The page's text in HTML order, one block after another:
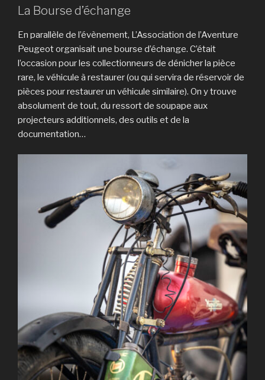
La Bourse d’échange
En parallèle de l’évènement, L’Association de l’Aventure
Peugeot organisait une bourse d’échange. C’était
l’occasion pour les collectionneurs de dénicher la pièce
rare, le véhicule à restaurer (ou qui servira de réservoir de
pièces pour restaurer un véhicule similaire). On y trouve
absolument de tout, du ressort de soupape aux
projecteurs additionnels, des outils et de la
documentation…